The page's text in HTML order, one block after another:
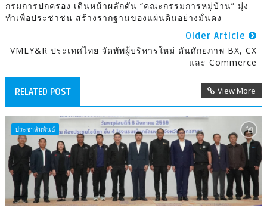
กรมการปกครอง เดินหน้าผลักดัน “คณะกรรมการหมู่บ้าน” มุ่ง
ทำเพื่อประชาชน สร้างรากฐานของแผ่นดินอย่างมั่นคง
Older Article
VMLY&R ประเทศไทย จัดทัพผู้บริหารใหม่ ดันศักยภาพ BX, CX
และ Commerce
RELATED POST View More
ประชาสัมพันธ์